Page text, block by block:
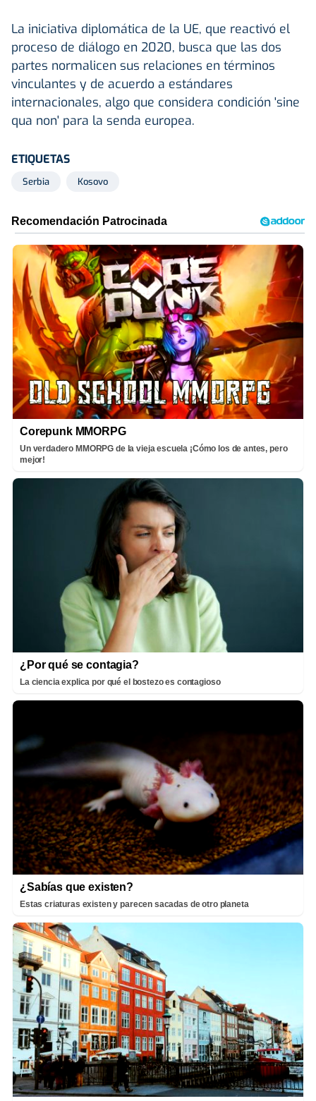
La iniciativa diplomática de la UE, que reactivó el
proceso de diálogo en 2020, busca que las dos
partes normalicen sus relaciones en términos
vinculantes y de acuerdo a estándares
internacionales, algo que considera condición 'sine
qua non' para la senda europea.
ETIQUETAS
Serbia Kosovo
Corepunk MMORPG
Un verdadero MMORPG de la vieja escuela ¡Cómo los de antes, pero
mejor!
¿Por qué se contagia?
La ciencia explica por qué el bostezo es contagioso
¿Sabías que existen?
Estas criaturas existen y parecen sacadas de otro planeta